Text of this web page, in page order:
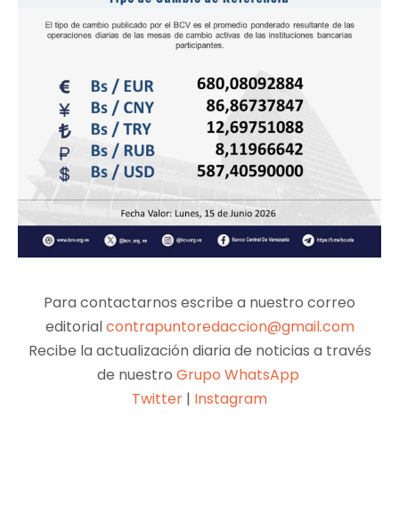
Para contactarnos escribe a nuestro correo
editorialcontrapuntoredaccion@gmail.com
Recibe la actualización diaria de noticias a través
de nuestro Grupo WhatsApp
Twitter | Instagram